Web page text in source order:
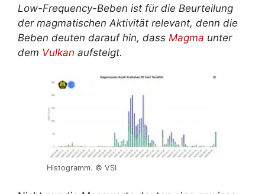
Low-Frequency-Beben ist für die Beurteilung
der magmatischen Aktivität relevant, denn die
Beben deuten darauf hin, dass Magma unter
dem Vulkan aufsteigt.
Histogramm. © VSI